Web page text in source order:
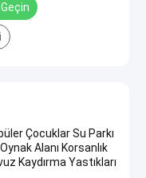
Çocuklar Su Parkı
Alanı Korsanlık
Kaydırma Yastıkları